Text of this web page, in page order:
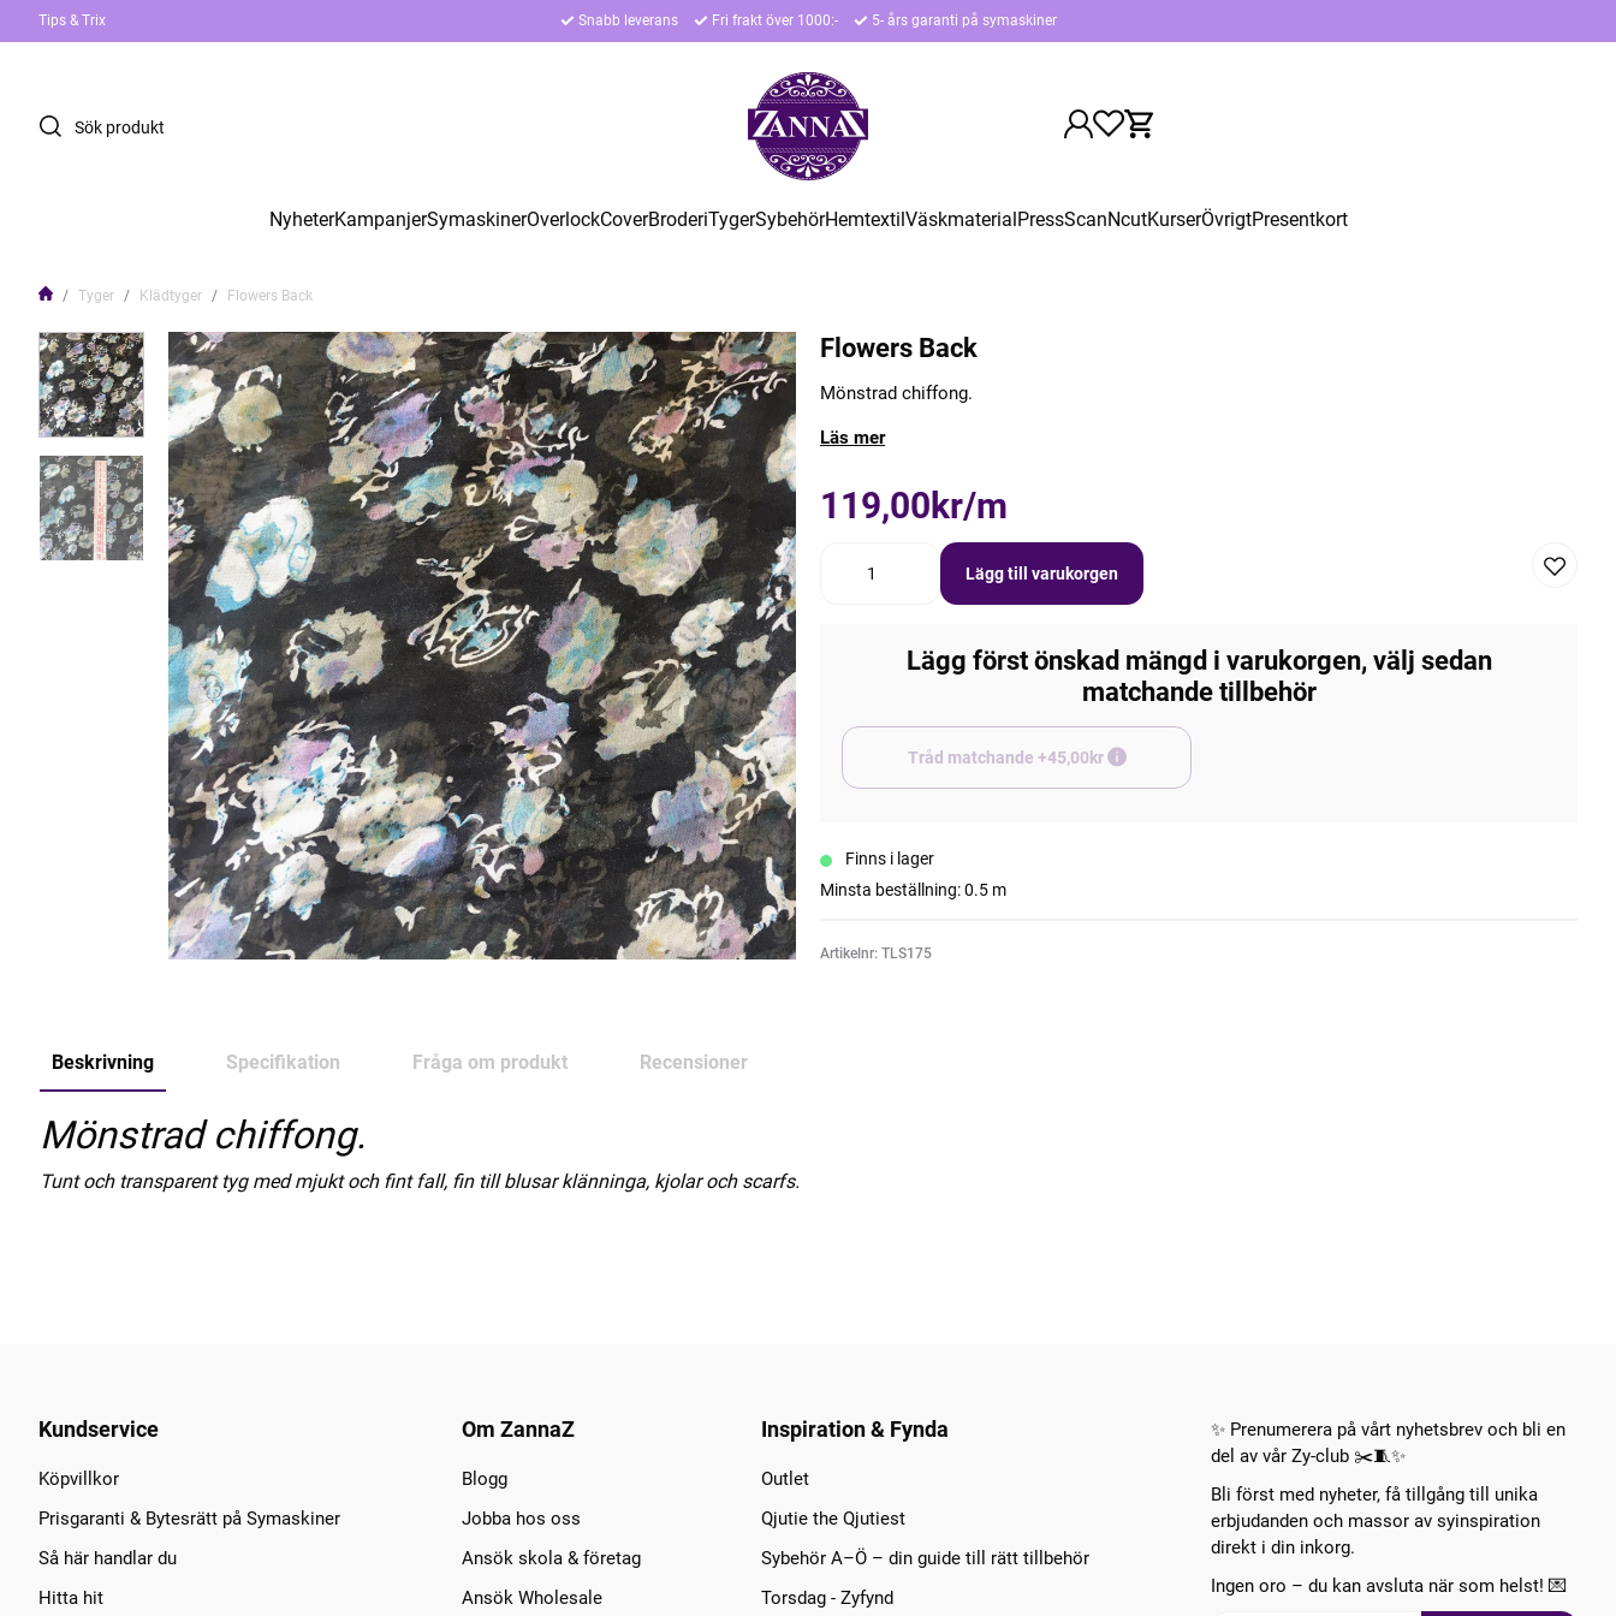
Tips & Trix Snabb leverans Fri frakt över 1000:- 5- års garanti på symaskiner
NyheterKampanjerSymaskinerOverlockCoverBroderiTygerSybehörHemtextilVäskmaterialPressScanNcutKurserÖvrigtPresentkort
Tyger Klädtyger Flowers Back
Flowers Back
Mönstrad chiffong.
Läs mer
119,00kr/m
Lägg till varukorgen
Lägg först önskad mängd i varukorgen, välj sedan
matchande tillbehör
Tråd matchande +45,00kr
Finns i lager
Minsta beställning: 0.5 m
Artikelnr: TLS175
Beskrivning Specifikation Fråga om produkt Recensioner
Mönstrad chiffong.
Tunt och transparent tyg med mjukt och fint fall, fin till blusar klänninga, kjolar och scarfs.
Kundservice
Köpvillkor
Prisgaranti & Bytesrätt på Symaskiner
Så här handlar du
Hitta hit
Om ZannaZ
Blogg
Jobba hos oss
Ansök skola & företag
Ansök Wholesale
Inspiration & Fynda
Outlet
Qjutie the Qjutiest
Sybehör A–Ö – din guide till rätt tillbehör
Torsdag - Zyfynd
✨ Prenumerera på vårt nyhetsbrev och bli en
del av vår Zy-club ✂️🧵✨
Bli först med nyheter, få tillgång till unika
erbjudanden och massor av syinspiration
direkt i din inkorg.
Ingen oro – du kan avsluta när som helst! 💌